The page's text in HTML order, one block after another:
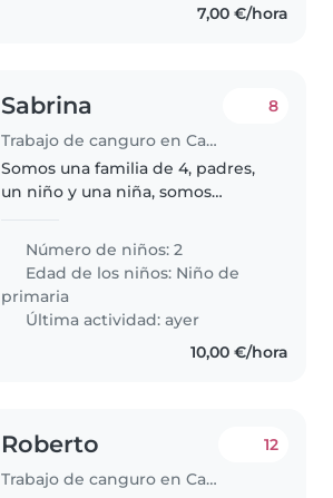
7,00 €/hora
Sabrina
Trabajo de canguro en Cambrils
8
Somos una familia de 4, padres,
un niño y una niña, somos
descubrir
Número de niños: 2
Edad de los niños: Niño de
primaria
Última actividad: ayer
10,00 €/hora
Roberto
Trabajo de canguro en Cambrils
12